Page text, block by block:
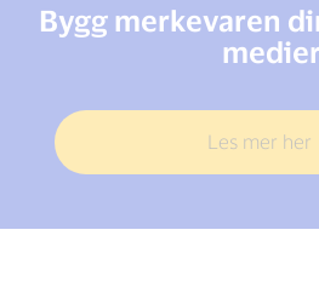
Bygg merkevaren
medier
Les mer her